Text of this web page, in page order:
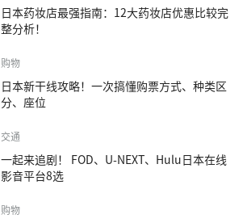
日本药妆店最强指南：12大药妆店优惠比较完
整分析！
购物
日本新干线攻略！一次搞懂购票方式、种类区
分、座位
交通
一起来追剧！ FOD、U-NEXT、Hulu日本在线
影音平台8选
购物